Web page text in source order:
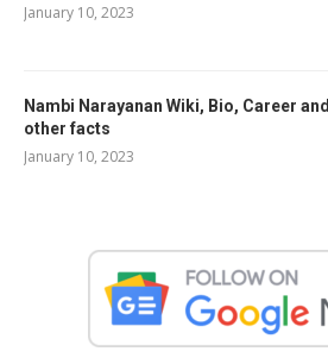
January 10, 2023
Nambi Narayanan Wiki, Bio, Career and
other facts
January 10, 2023